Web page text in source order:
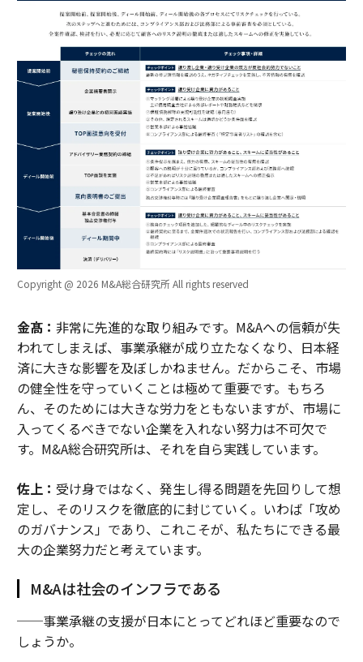
Copyright @ 2026 M&A総合研究所 All rights reserved
金髙： 非常に先進的な取り組みです。M&Aへの信頼が失
われてしまえば、事業承継が成り立たなくなり、日本経
済に大きな影響を及ぼしかねません。だからこそ、市場
の健全性を守っていくことは極めて重要です。もちろ
ん、そのためには大きな労力をともないますが、市場に
入ってくるべきでない企業を入れない努力は不可欠で
す。M&A総合研究所は、それを自ら実践しています。
佐上： 受け身ではなく、発生し得る問題を先回りして想
定し、そのリスクを徹底的に封じていく。いわば「攻め
のガバナンス」であり、これこそが、私たちにできる最
大の企業努力だと考えています。
M&Aは社会のインフラである
──事業承継の支援が日本にとってどれほど重要なので
しょうか。